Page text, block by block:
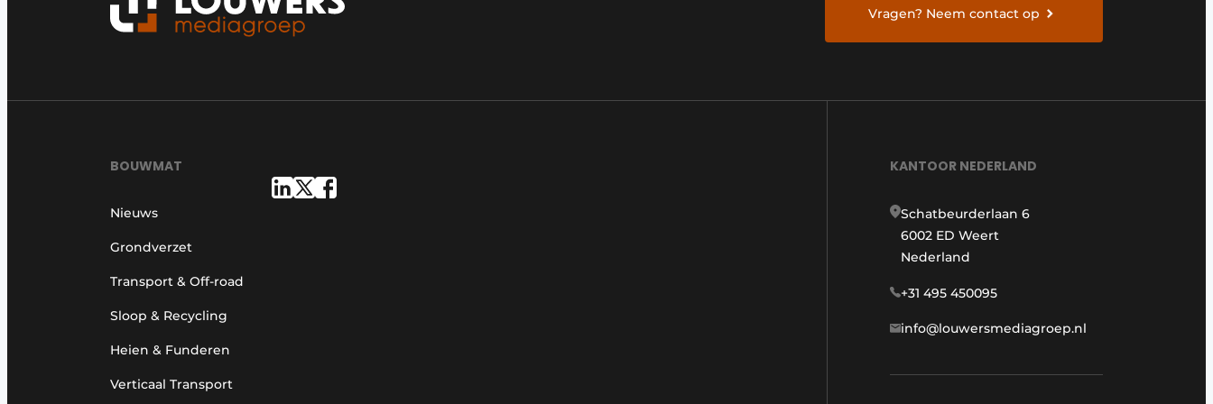
Vragen? Neem contact op
BOUWMAT
Nieuws
Grondverzet
Transport & Off-road
Sloop & Recycling
Heien & Funderen
Verticaal Transport
KANTOOR NEDERLAND
Schatbeurderlaan 6
6002 ED Weert
Nederland
+31 495 450095
info@louwersmediagroep.nl